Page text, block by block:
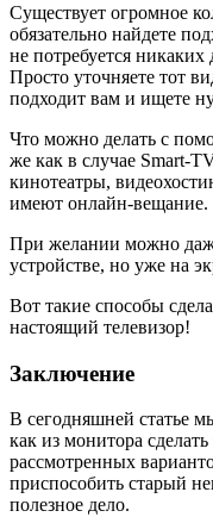
Существует огромное
обязательно найдете
не потребуется
Просто уточняете тот
подходит вам и ищете
Что можно делать с
же как в случае Smart-
кинотеатры,
имеют онлайн-вещание.
При желании можно
устройстве, но уже на
Вот такие способы
настоящий телевизор!
Заключение
В сегодняшней статье
как из монитора
рассмотренных
приспособить старый
полезное дело.